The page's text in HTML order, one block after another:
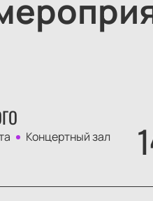
Концертный зал